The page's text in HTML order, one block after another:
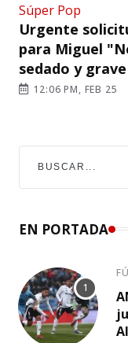
Súper Pop
Urgente
para Miguel
sedado y grave
12:06 PM, FEB 25
EN PORTADA